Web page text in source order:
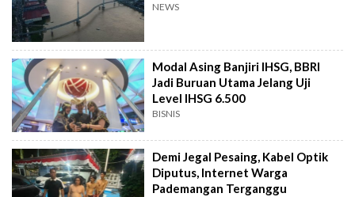
NEWS
Modal Asing Banjiri IHSG, BBRI
Jadi Buruan Utama Jelang Uji
Level IHSG 6.500
BISNIS
Demi Jegal Pesaing, Kabel Optik
Diputus, Internet Warga
Pademangan Terganggu